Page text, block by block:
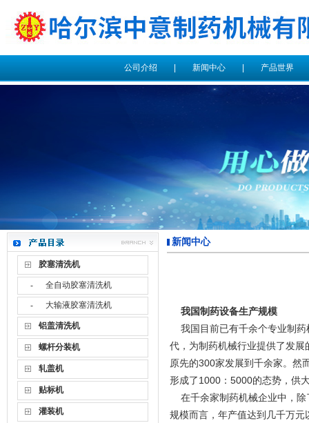
公司介绍 新闻中心 产品世界
胶塞清洗机
- 全自动胶塞清洗机
- 大输液胶塞清洗机
铝盖清洗机
螺杆分装机
轧盖机
贴标机
灌装机
新闻中心
我国制药设备生产规模
我国目前已有千余个专业制药
代，为制药机械行业提供了发
原先的300家发展到千余家。然
形成了1000：5000的态势，供
在千余家制药机械企业中，除
规模而言，年产值达到几千万元